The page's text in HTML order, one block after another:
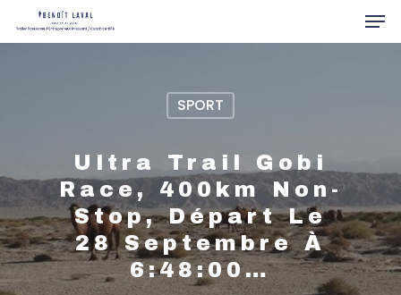
Hit enter to search or ESC to close
SPORT
Ultra Trail Gobi
Race, 400km Non-
Stop, Départ Le
28 Septembre À
6:48:00…